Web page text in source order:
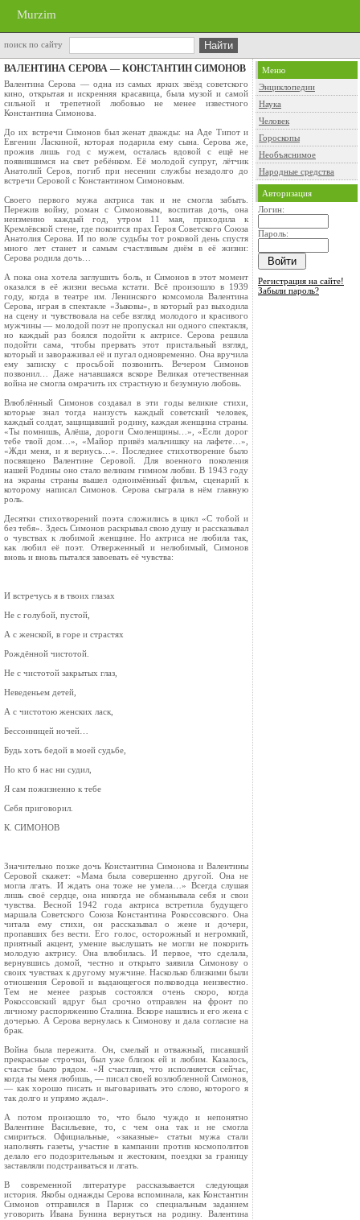
Murzim
поиск по сайту
ВАЛЕНТИНА СЕРОВА — КОНСТАНТИН СИМОНОВ
Валентина Серова — одна из самых ярких звёзд советского
кино, открытая и искренняя красавица, была музой и самой
сильной и трепетной любовью не менее известного
Константина Симонова.
До их встречи Симонов был женат дважды: на Аде Типот и
Евгении Ласкиной, которая подарила ему сына. Серова же,
прожив лишь год с мужем, осталась вдовой с ещё не
появившимся на свет ребёнком. Её молодой супруг, лётчик
Анатолий Серов, погиб при несении службы незадолго до
встречи Серовой с Константином Симоновым.
Своего первого мужа актриса так и не смогла забыть.
Пережив войну, роман с Симоновым, воспитав дочь, она
неизменно каждый год, утром 11 мая, приходила к
Кремлёвской стене, где покоится прах Героя Советского Союза
Анатолия Серова. И по воле судьбы тот роковой день спустя
много лет станет и самым счастливым днём в её жизни:
Серова родила дочь…
А пока она хотела заглушить боль, и Симонов в этот момент
оказался в её жизни весьма кстати. Всё произошло в 1939
году, когда в театре им. Ленинского комсомола Валентина
Серова, играя в спектакле «Зыковы», в который раз выходила
на сцену и чувствовала на себе взгляд молодого и красивого
мужчины — молодой поэт не пропускал ни одного спектакля,
но каждый раз боялся подойти к актрисе. Серова решила
подойти сама, чтобы прервать этот пристальный взгляд,
который и завораживал её и пугал одновременно. Она вручила
ему записку с просьбой позвонить. Вечером Симонов
позвонил… Даже начавшаяся вскоре Великая отечественная
война не смогла омрачить их страстную и безумную любовь.
Влюблённый Симонов создавал в эти годы великие стихи,
которые знал тогда наизусть каждый советский человек,
каждый солдат, защищавший родину, каждая женщина страны.
«Ты помнишь, Алёша, дороги Смоленщины…», «Если дорог
тебе твой дом…», «Майор привёз мальчишку на лафете…»,
«Жди меня, и я вернусь…». Последнее стихотворение было
посвящено Валентине Серовой. Для военного поколения
нашей Родины оно стало великим гимном любви. В 1943 году
на экраны страны вышел одноимённый фильм, сценарий к
которому написал Симонов. Серова сыграла в нём главную
роль.
Десятки стихотворений поэта сложились в цикл «С тобой и
без тебя». Здесь Симонов раскрывал свою душу и рассказывал
о чувствах к любимой женщине. Но актриса не любила так,
как любил её поэт. Отверженный и нелюбимый, Симонов
вновь и вновь пытался завоевать её чувства:
И встречусь я в твоих глазах
Не с голубой, пустой,
А с женской, в горе и страстях
Рождённой чистотой.
Не с чистотой закрытых глаз,
Неведеньем детей,
А с чистотою женских ласк,
Бессонницей ночей…
Будь хоть бедой в моей судьбе,
Но кто б нас ни судил,
Я сам пожизненно к тебе
Себя приговорил.
К. СИМОНОВ
Значительно позже дочь Константина Симонова и Валентины
Серовой скажет: «Мама была совершенно другой. Она не
могла лгать. И ждать она тоже не умела…» Всегда слушая
лишь своё сердце, она никогда не обманывала себя и свои
чувства. Весной 1942 года актриса встретила будущего
маршала Советского Союза Константина Рокоссовского. Она
читала ему стихи, он рассказывал о жене и дочери,
пропавших без вести. Его голос, осторожный и негромкий,
приятный акцент, умение выслушать не могли не покорить
молодую актрису. Она влюбилась. И первое, что сделала,
вернувшись домой, честно и открыто заявила Симонову о
своих чувствах к другому мужчине. Насколько близкими были
отношения Серовой и выдающегося полководца неизвестно.
Тем не менее разрыв состоялся очень скоро, когда
Рокоссовский вдруг был срочно отправлен на фронт по
личному распоряжению Сталина. Вскоре нашлись и его жена с
дочерью. А Серова вернулась к Симонову и дала согласие на
брак.
Война была пережита. Он, смелый и отважный, писавший
прекрасные строчки, был уже близок ей и любим. Казалось,
счастье было рядом. «Я счастлив, что исполняется сейчас,
когда ты меня любишь, — писал своей возлюбленной Симонов,
— как хорошо писать и выговаривать это слово, которого я
так долго и упрямо ждал».
А потом произошло то, что было чуждо и непонятно
Валентине Васильевне, то, с чем она так и не смогла
смириться. Официальные, «заказные» статьи мужа стали
наполнять газеты, участие в кампании против космополитов
делало его подозрительным и жестоким, поездки за границу
заставляли подстраиваться и лгать.
В современной литературе рассказывается следующая
история. Якобы однажды Серова вспоминала, как Константин
Симонов отправился в Париж со специальным заданием
уговорить Ивана Бунина вернуться на родину. Валентина
Меню
Энциклопедии
Наука
Человек
Гороскопы
Необъяснимое
Народные средства
Авторизация
Логин:
Пароль:
Регистрация на сайте!
Забыли пароль?